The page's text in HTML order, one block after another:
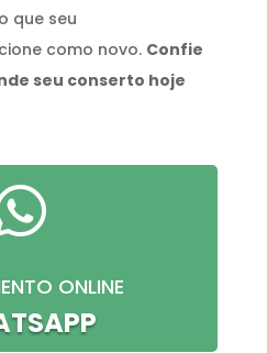
que seu
como novo. Confie
seu conserto hoje
ONLINE